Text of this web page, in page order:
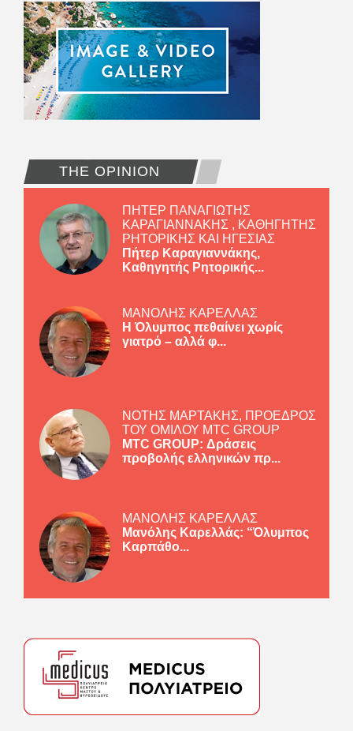
THE OPINION
ΠΗΤΕΡ ΠΑΝΑΓΙΩΤΗΣ
ΚΑΡΑΓΙΑΝΝΑΚΗΣ , ΚΑΘΗΓΗΤΗΣ
ΡΗΤΟΡΙΚΗΣ ΚΑΙ ΗΓΕΣΙΑΣ
Πήτερ Καραγιαννάκης,
Καθηγητής Ρητορικής...
ΜΑΝΟΛΗΣ ΚΑΡΕΛΛΑΣ
Η Όλυμπος πεθαίνει χωρίς
γιατρό – αλλά φ...
ΝΟΤΗΣ ΜΑΡΤΑΚΗΣ, ΠΡΟΕΔΡΟΣ
ΤΟΥ ΟΜΙΛΟΥ MTC GROUP
MTC GROUP: Δράσεις
προβολής ελληνικών πρ...
ΜΑΝΟΛΗΣ ΚΑΡΕΛΛΑΣ
Μανόλης Καρελλάς: “Όλυμπος
Καρπάθο...